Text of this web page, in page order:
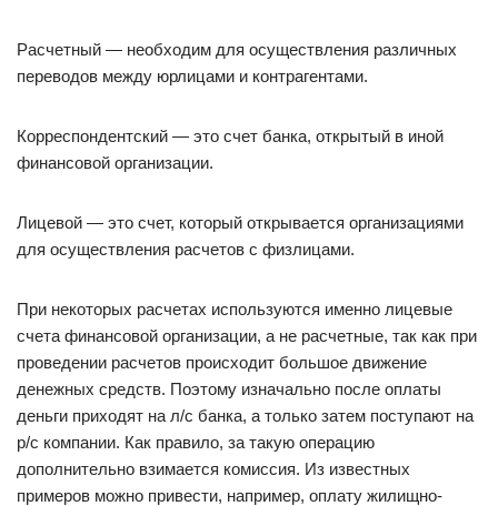
Расчетный — необходим для осуществления различных
переводов между юрлицами и контрагентами.
Корреспондентский — это счет банка, открытый в иной
финансовой организации.
Лицевой — это счет, который открывается организациями
для осуществления расчетов с физлицами.
При некоторых расчетах используются именно лицевые
счета финансовой организации, а не расчетные, так как при
проведении расчетов происходит большое движение
денежных средств. Поэтому изначально после оплаты
деньги приходят на л/с банка, а только затем поступают на
р/с компании. Как правило, за такую операцию
дополнительно взимается комиссия. Из известных
примеров можно привести, например, оплату жилищно-